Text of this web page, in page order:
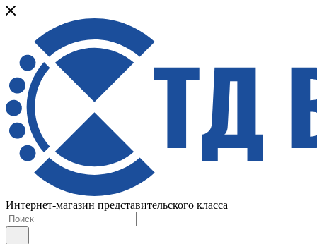
Интернет-магазин представительского класса